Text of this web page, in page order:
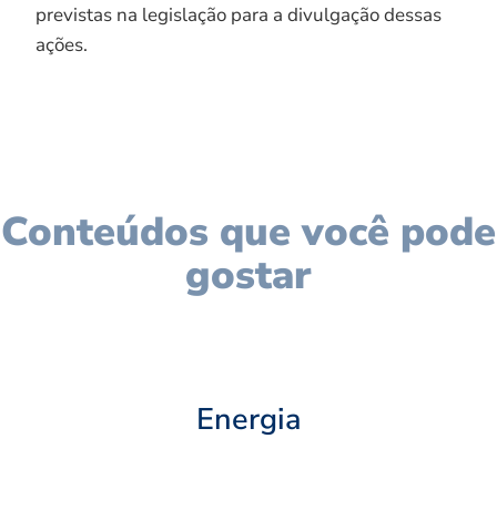
previstas na legislação para a divulgação dessas
ações.
Conteúdos que você pode
gostar
Energia